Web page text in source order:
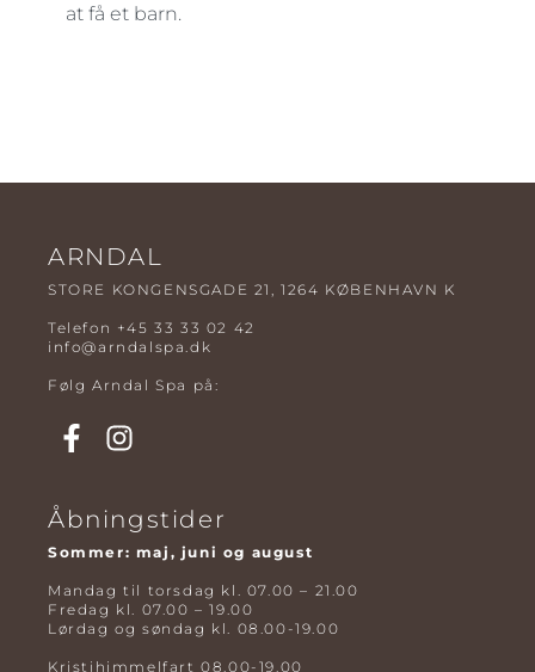
at få et barn.
ARNDAL
STORE KONGENSGADE 21, 1264 KØBENHAVN K
Telefon +45 33 33 02 42
info@arndalspa.dk
Følg Arndal Spa på:
Åbningstider
Sommer: maj, juni og august
Mandag til torsdag kl. 07.00 – 21.00
Fredag kl. 07.00 – 19.00
Lørdag og søndag kl. 08.00-19.00
Kristihimmelfart 08.00-19.00